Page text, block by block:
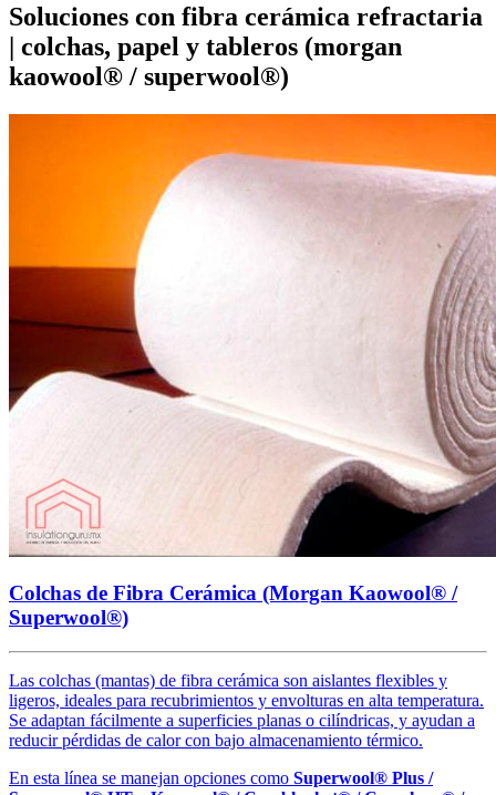
Soluciones con fibra cerámica refractaria
| colchas, papel y tableros (morgan
kaowool® / superwool®)
Colchas de Fibra Cerámica (Morgan Kaowool® /
Superwool®)
Las colchas (mantas) de fibra cerámica son aislantes flexibles y
ligeros, ideales para recubrimientos y envolturas en alta temperatura.
Se adaptan fácilmente a superficies planas o cilíndricas, y ayudan a
reducir pérdidas de calor con bajo almacenamiento térmico.
En esta línea se manejan opciones como Superwool® Plus /